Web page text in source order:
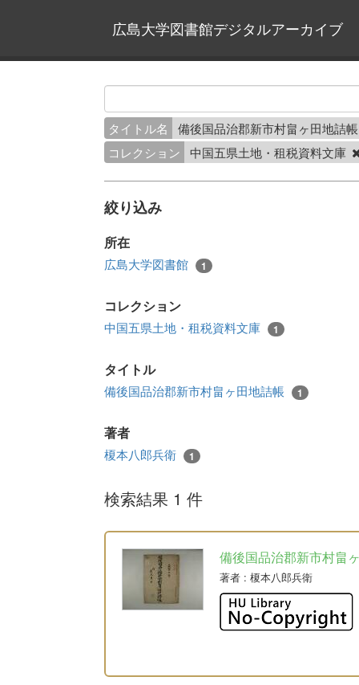
広島大学図書館デジタルアーカイブ
タイトル名
備後国品治郡新市村畠ヶ田地詰
コレクション
中国五県土地・租税資料文庫
絞り込み
所在
広島大学図書館 1
コレクション
中国五県土地・租税資料文庫 1
タイトル
備後国品治郡新市村畠ヶ田地詰帳 1
著者
榎本八郎兵衛 1
検索結果 1 件
備後国品治郡新市村畠
著者 : 榎本八郎兵衛